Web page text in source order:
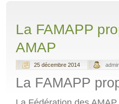
La FAMAPP
AMAP
25 décembre 2014
La FAMAPP